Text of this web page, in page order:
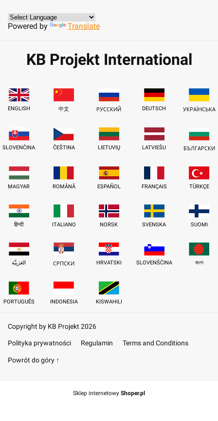
Powered by Translate
KB Projekt International
ENGLISH 中文 РУССКИЙ DEUTSCH УКРАЇНСЬКА
SLOVENČINA ČEŠTINA LIETUVIŲ LATVIEŠU БЪЛГАРСКИ
MAGYAR ROMÂNĂ ESPAÑOL FRANÇAIS TÜRKÇE
हिन्दी ITALIANO NORSK SVENSKA SUOMI
العَرَبِيَّة СРПСКИ HRVATSKI SLOVENŠČINA বাংলা
PORTUGUÊS INDONESIA KISWAHILI
Copyright by KB Projekt 2026
Polityka prywatności Regulamin Terms and Conditions
Powrót do góry ↑
Sklep internetowy Shoper.pl